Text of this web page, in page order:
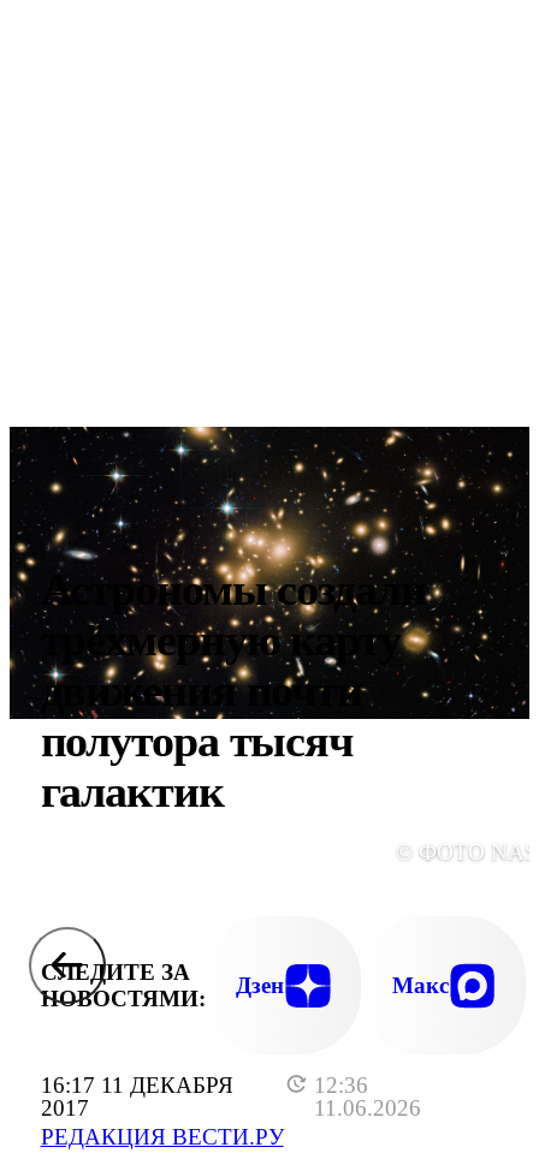
16:17 11 ДЕКАБРЯ
2017
12:36
11.06.2026
РЕДАКЦИЯ ВЕСТИ.РУ
Астрономы создали
трёхмерную карту
движения почти
полутора тысяч
галактик
© ФОТО
СЛЕДИТЕ ЗА
НОВОСТЯМИ:
Дзен Макс